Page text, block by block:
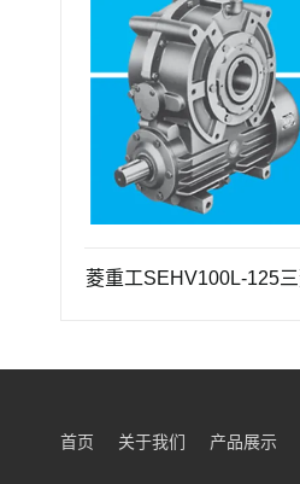
三菱重工SEHV100L-125三菱重工蜗轮蜗杆减速机SEHV100L-125
首页 关于我们 产品展示